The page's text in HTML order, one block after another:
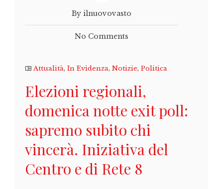
By ilnuovovasto
No Comments
Attualità, In Evidenza, Notizie, Politica
Elezioni regionali,
domenica notte exit poll:
sapremo subito chi
vincerà. Iniziativa del
Centro e di Rete 8